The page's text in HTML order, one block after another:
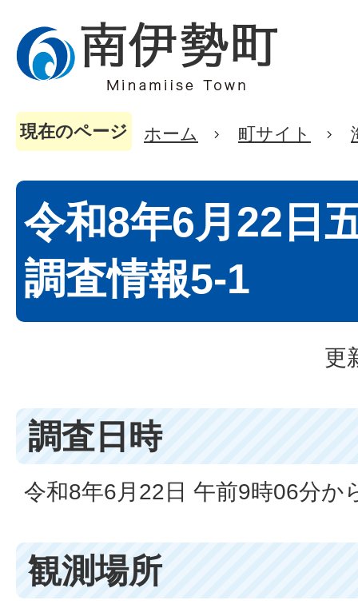
現在のページ ホーム 町サイト
令和8年6月22日
調査情報5-1
更
調査日時
令和8年6月22日 午前9時06分か
観測場所